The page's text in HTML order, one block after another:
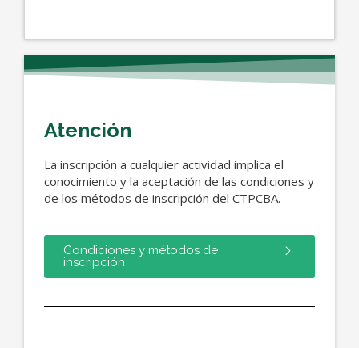
Atención
La inscripción a cualquier actividad implica el
conocimiento y la aceptación de las condiciones y
de los métodos de inscripción del CTPCBA.
Condiciones y métodos de
inscripción